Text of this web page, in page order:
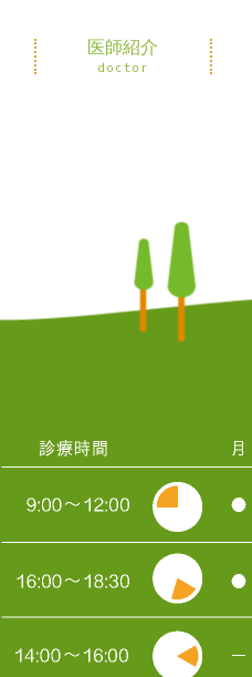
医師紹介
doctor